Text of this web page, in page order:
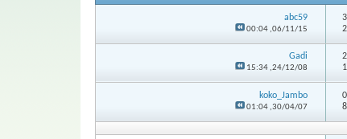
abc59
06/11/15,
00:04
Gadi
24/12/08,
15:34
koko_Jambo
30/04/07,
01:04